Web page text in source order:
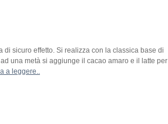
sicuro effetto. Si realizza con la classica base di
una metà si aggiunge il cacao amaro e il latte per
a leggere..